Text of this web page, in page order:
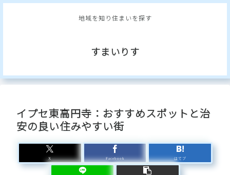
地域を知り住まいを探す
すまいりす
イプセ東高円寺：おすすめスポットと治
安の良い住みやすい街
X Facebook はてブ